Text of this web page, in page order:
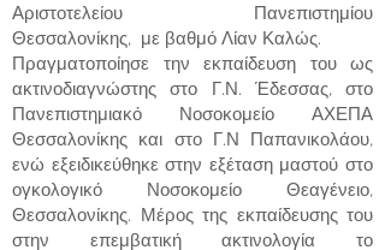
Αριστοτελείου Πανεπιστημίου
Θεσσαλονίκης, με βαθμό Λίαν Καλώς.
Πραγματοποίησε την εκπαίδευση του ως
ακτινοδιαγνώστης στο Γ.Ν. Έδεσσας, στο
Πανεπιστημιακό Νοσοκομείο ΑΧΕΠΑ
Θεσσαλονίκης και στο Γ.Ν Παπανικολάου,
ενώ εξειδικεύθηκε στην εξέταση μαστού στο
ογκολογικό Νοσοκομείο Θεαγένειο,
Θεσσαλονίκης. Μέρος της εκπαίδευσης του
στην επεμβατική ακτινολογία το